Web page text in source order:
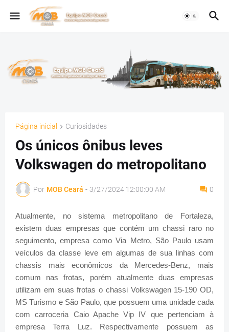
Página inicial Curiosidades
Os únicos ônibus leves
Volkswagen do metropolitano
Por MOB Ceará - 3/27/2024 12:00:00 AM 0
Atualmente, no sistema metropolitano de Fortaleza,
existem duas empresas que contém um chassi raro no
seguimento, empresa como Via Metro, São Paulo usam
veículos da classe leve em algumas de sua linhas com
chassis mais econômicos da Mercedes-Benz, mais
comum nas frotas, porém atualmente duas empresas
utilizam em suas frotas o chassi Volkswagen 15-190 OD,
MS Turismo e São Paulo, que possuem uma unidade cada
com carroceria Caio Apache Vip IV que pertenciam à
empresa Terra Luz. Respectivamente possuem as